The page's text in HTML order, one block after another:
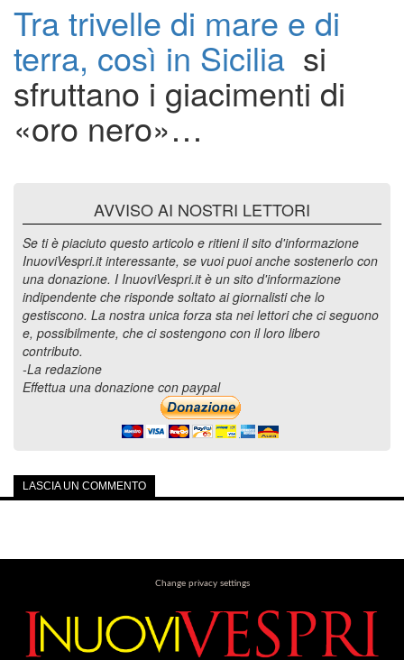
Tra trivelle di mare e di
terra, così in Sicilia si
sfruttano i giacimenti di
«oro nero»…
AVVISO AI NOSTRI LETTORI
Se ti è piaciuto questo articolo e ritieni il sito d'informazione
InuoviVespri.it interessante, se vuoi puoi anche sostenerlo con
una donazione. I InuoviVespri.it è un sito d'informazione
indipendente che risponde soltato ai giornalisti che lo
gestiscono. La nostra unica forza sta nei lettori che ci seguono
e, possibilmente, che ci sostengono con il loro libero
contributo.
-La redazione
Effettua una donazione con paypal
LASCIA UN COMMENTO
Change privacy settings